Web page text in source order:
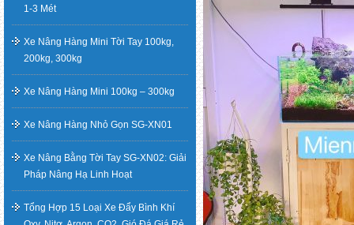
1-3 Mét
Xe Nâng Hàng Mini Tời Tay 100kg,
200kg, 300kg
Xe Nâng Hàng Mini 100kg – 300kg
Xe Nâng Hàng Nhỏ Gọn SG-XN01
Xe Nâng Bằng Tời Tay SG-XN02: Giải
Pháp Nâng Hạ Linh Hoạt
Tổng Hợp 15 Loại Xe Đẩy Bình Khí